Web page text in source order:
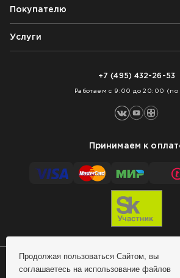
Продолжая пользоваться Сайтом, вы
соглашаетесь на использование файлов
Почему выбирают нас
Контакты
Блог
Покупателю
Возврат товара
Как заказать
Услуги
+7 (495) 432-26-53
Работаем с 9:00 до 20:00
Принимаем к
© 2009 - 2026 Remontnick.ru.Сделано